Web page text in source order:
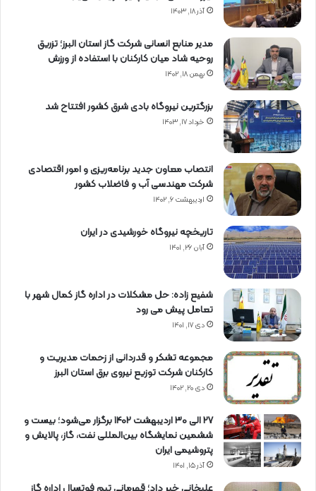
آذر ۱۸, ۱۴۰۳
مدیر منابع انسانی شرکت گاز استان البرز؛ تزریق
روحیه شاد میان کارکنان با استفاده از ورزش
بهمن ۱۸, ۱۴۰۲
بزرگترین نیروگاه بادی شرق کشور افتتاح شد
خرداد ۱۷, ۱۴۰۳
انتصاب معاون جدید برنامه‌ریزی و امور اقتصادی
شرکت مهندسی آب و فاضلاب کشور
اردیبهشت ۶, ۱۴۰۲
تاریخچه نیروگاه خورشیدی در ایران
آبان ۲۶, ۱۴۰۱
شفیع زاده: حل مشکلات در اداره گاز کمال شهر با
تعامل پیش می رود
دی ۱۷, ۱۴۰۱
مجموعه تشکر و قدردانی از زحمات مدیریت و
کارکنان شرکت توزیع نیروی برق استان البرز
دی ۲۰, ۱۴۰۲
27 الی 30 اردیبهشت 1402 برگزار می‌شود؛ بیست و
ششمین نمایشگاه بین‌المللی نفت، گاز، پالایش و
پتروشیمی ایران
آذر ۱۵, ۱۴۰۱